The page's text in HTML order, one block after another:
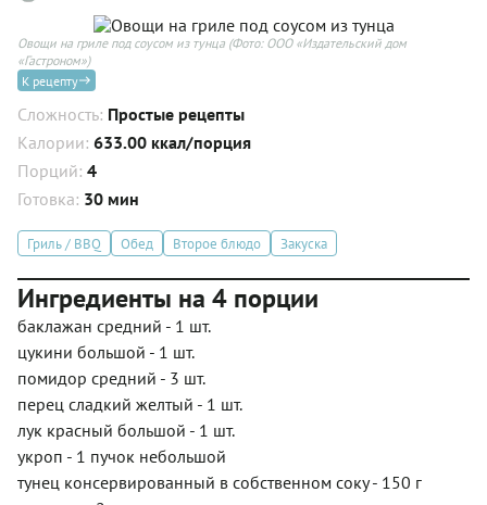
Овощи на гриле под соусом из тунца (Фото: ООО «Издательский дом
«Гастроном»)
К рецепту
Сложность: Простые рецепты
Калории: 633.00 ккал/порция
Порций: 4
Готовка: 30 мин
Гриль / BBQ Обед Второе блюдо Закуска
Ингредиенты на 4 порции
баклажан средний - 1 шт.
цукини большой - 1 шт.
помидор средний - 3 шт.
перец сладкий желтый - 1 шт.
лук красный большой - 1 шт.
укроп - 1 пучок небольшой
тунец консервированный в собственном соку - 150 г